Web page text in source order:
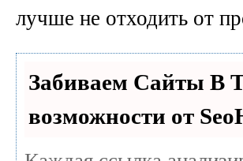
лучше не отходить от
Забиваем Сайты
возможности от